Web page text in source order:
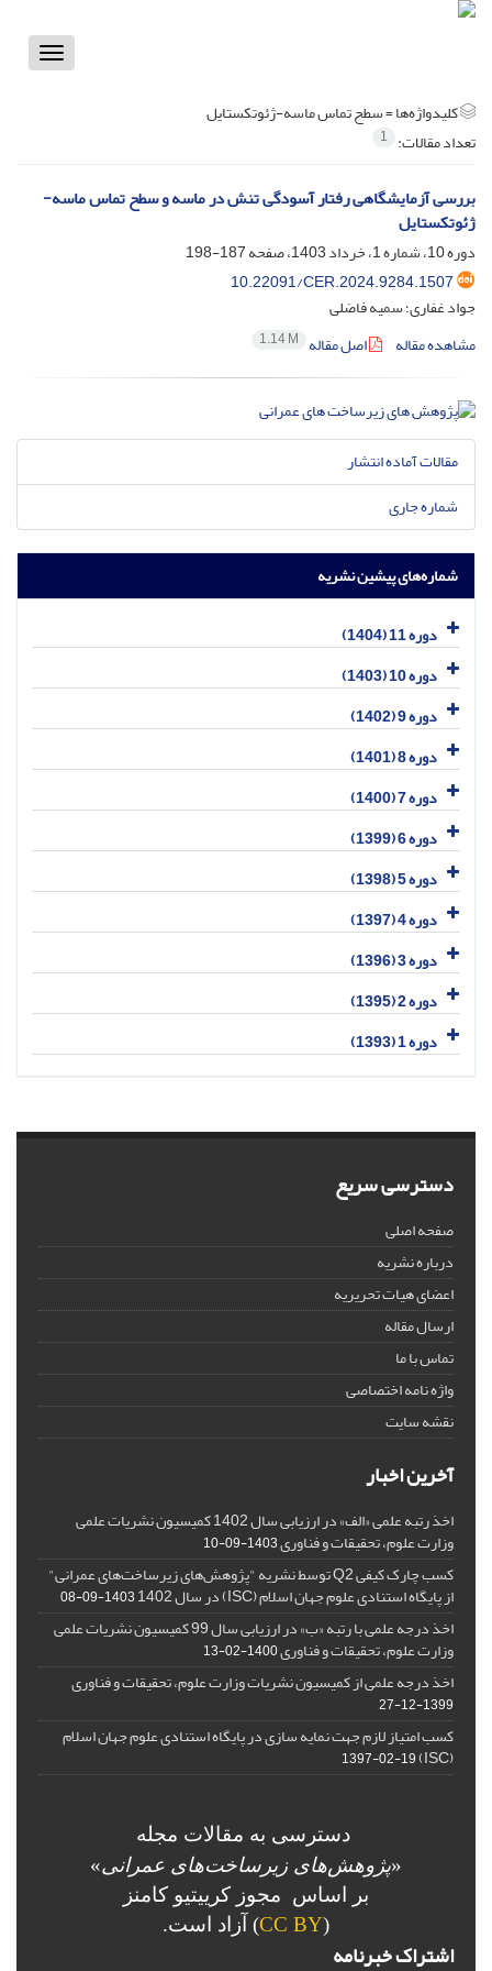
Toggle
کلیدواژه‌ها =سطح تماس ماسه-ژئوتکستایل
تعداد مقالات: 1
بررسی آزمایشگاهی رفتار آسودگی تنش در ماسه و سطح تماس ماسه-
ژئوتکستایل
دوره 10، شماره 1، خرداد 1403، صفحه
187-198
10.22091/CER.2024.9284.1507
جواد غفاری؛ سمیه فاضلی
مشاهده مقاله
اصل مقاله 1.14 M
مقالات آماده انتشار
شماره جاری
شماره‌های پیشین نشریه
دوره 11 (1404)
دوره 10 (1403)
دوره 9 (1402)
دوره 8 (1401)
دوره 7 (1400)
دوره 6 (1399)
دوره 5 (1398)
دوره 4 (1397)
دوره 3 (1396)
دوره 2 (1395)
دوره 1 (1393)
دسترسی سریع
صفحه اصلی
درباره نشریه
اعضای هیات تحریریه
ارسال مقاله
تماس با ما
واژه نامه اختصاصی
نقشه سایت
آخرین اخبار
اخذ رتبه علمی «الف» در ارزیابی سال 1402 کمیسیون نشریات علمی
وزارت علوم، تحقیقات و فناوری1403-09-10
کسب چارک کیفی Q2 توسط نشریه "پژوهش‌های زیرساخت‌های عمرانی"
از پایگاه استنادی علوم جهان اسلام (ISC) در سال 1402 1403-09-08
اخذ درجه علمی با رتبه «ب» در ارزیابی سال 99 کمیسیون نشریات علمی
وزارت علوم، تحقیقات و فناوری1400-02-13
اخذ درجه علمی از کمیسیون نشریات وزارت علوم، تحقیقات و فناوری
1399-12-27
کسب امتیاز لازم جهت نمایه سازی در پایگاه استنادی علوم جهان اسلام
(ISC)
1397-02-19
دسترسی به مقالات مجله
«پژوهش‌های زیرساخت‌های عمرانی»
بر اساس مجوز کرییتیو کامنز
(
CC BY) آزاد است.
اشتراک خبرنامه